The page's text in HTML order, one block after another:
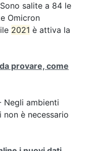
Sono salite a 84 le
Omicron
2021 è attiva la
provare, come
Negli ambienti
è necessario